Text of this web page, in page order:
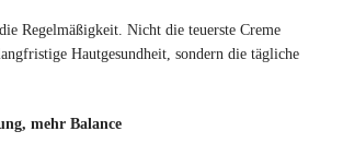
Regelmäßigkeit. Nicht die teuerste Creme
Hautgesundheit, sondern die tägliche
mehr Balance